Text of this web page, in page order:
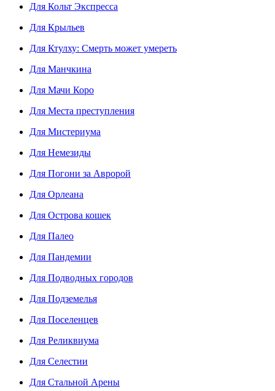
Для Кольт Экспресса
Для Крыльев
Для Ктулху: Смерть может умереть
Для Манчкина
Для Мачи Коро
Для Места преступления
Для Мистериума
Для Немезиды
Для Погони за Авророй
Для Орлеана
Для Острова кошек
Для Палео
Для Пандемии
Для Подводных городов
Для Подземелья
Для Поселенцев
Для Реликвиума
Для Селестии
Для Стальной Арены